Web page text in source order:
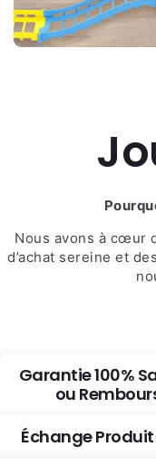
Nous avons à cœur
d’achat sereine et
Garantie 100%
ou
Échange